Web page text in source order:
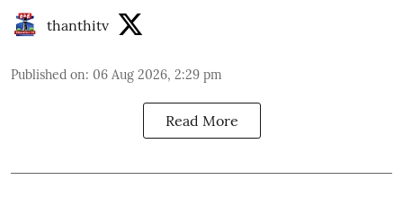
thanthitv
Published on: 06 Aug 2026, 2:29 pm
Read More